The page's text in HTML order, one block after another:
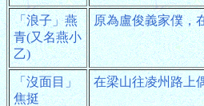
「浪子」燕
青(又名燕小
乙)
原為盧俊義家僕，
「沒面目」
焦挺
在梁山往凌州路上